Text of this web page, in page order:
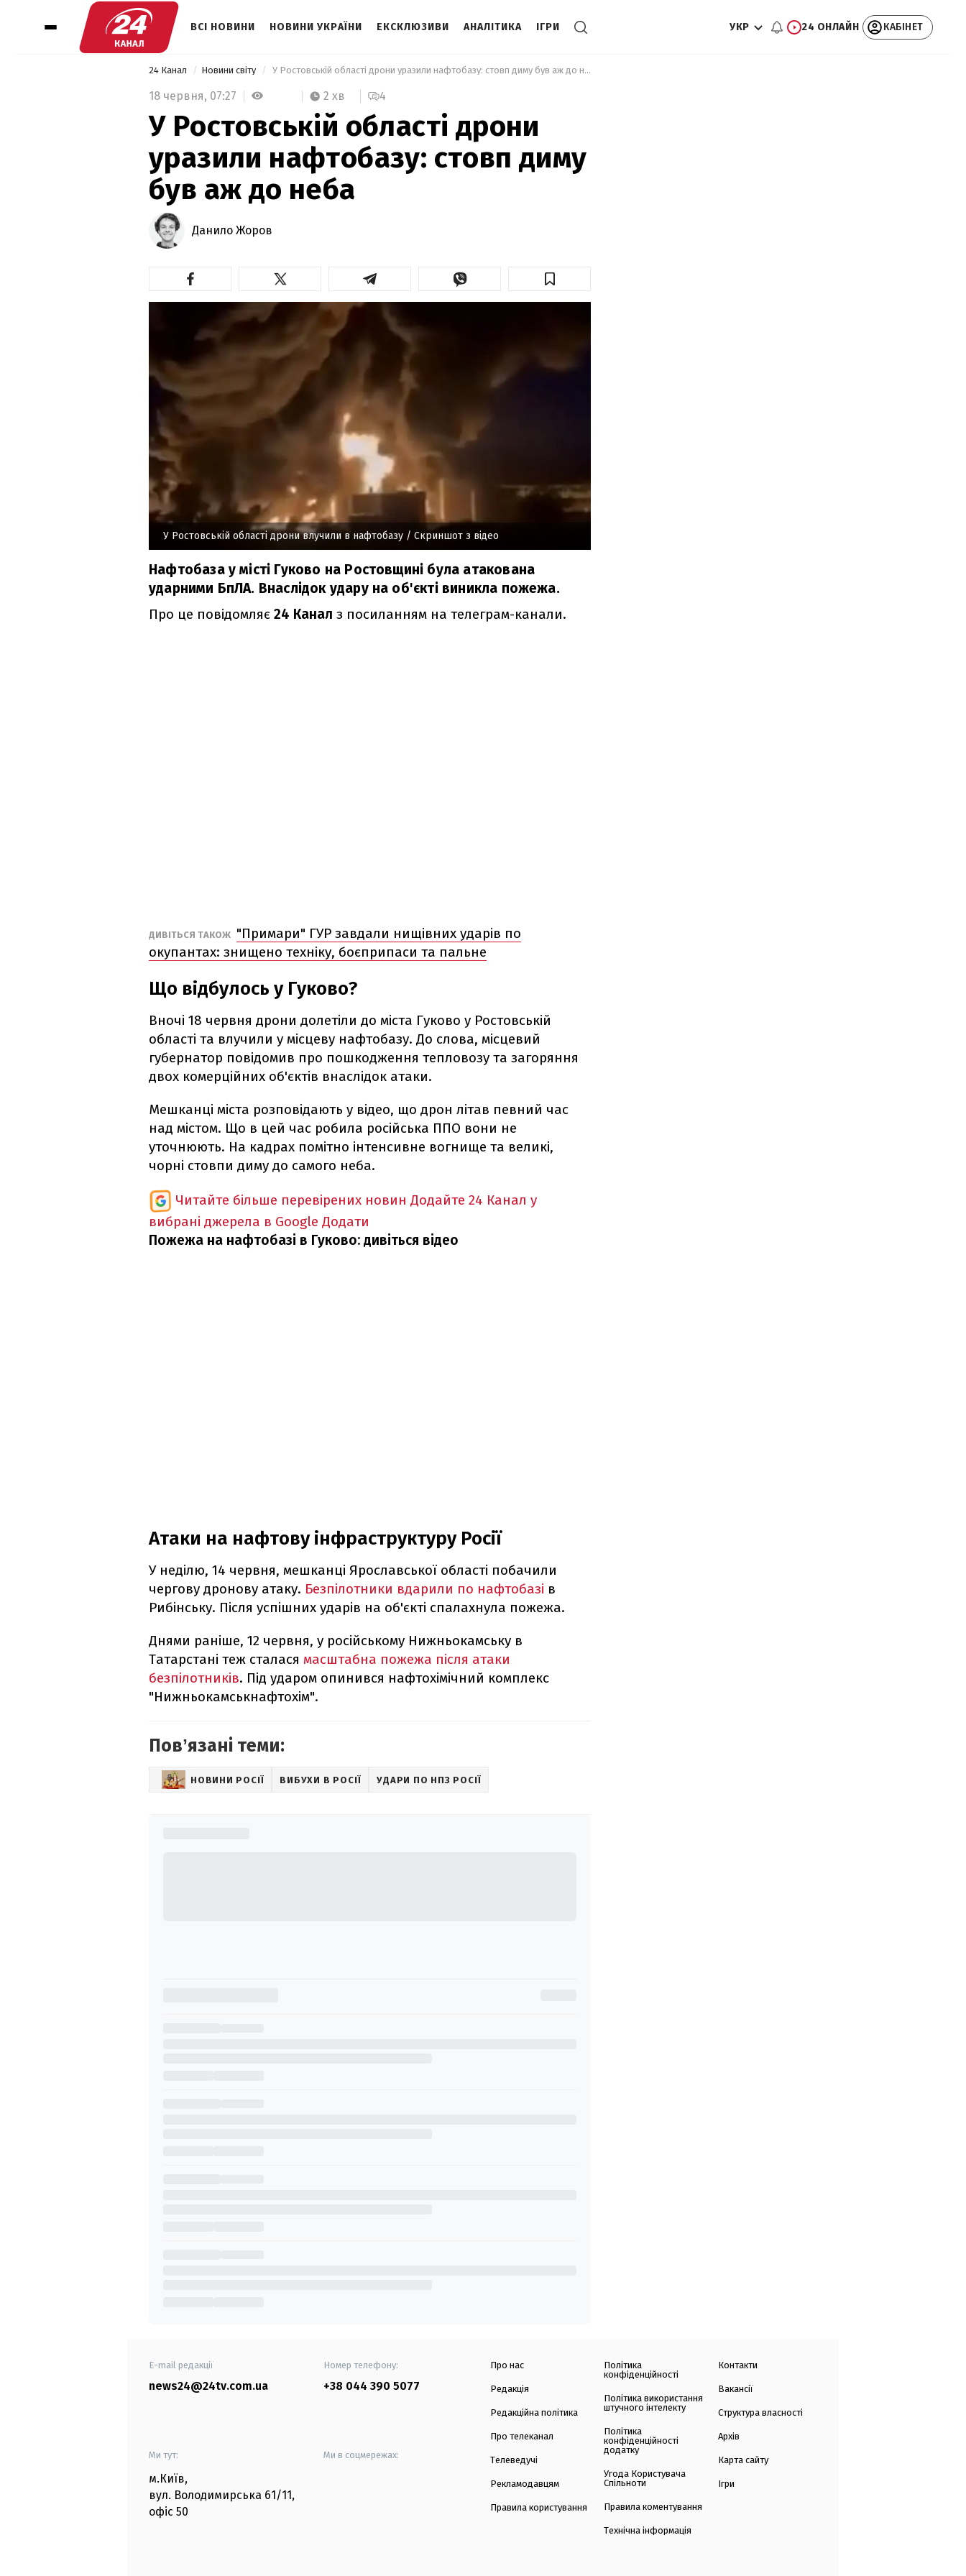
ВСІ НОВИНИ НОВИНИ УКРАЇНИ ЕКСКЛЮЗИВИ АНАЛІТИКА ІГРИ УКР 24 ОНЛАЙН КАБІНЕТ
24 Канал Новини світу У Ростовській області дрони уразили нафтобазу: стовп диму був аж до неба
18 червня, 07:27 2 хв 4
У Ростовській області дрони
уразили нафтобазу: стовп диму
був аж до неба
Данило Жоров
У Ростовській області дрони влучили в нафтобазу / Скриншот з відео
Нафтобаза у місті Гуково на Ростовщині була атакована
ударними БпЛА. Внаслідок удару на об'єкті виникла пожежа.
Про це повідомляє 24 Канал з посиланням на телеграм-канали.
ДИВІТЬСЯ ТАКОЖ "Примари" ГУР завдали нищівних ударів по
окупантах: знищено техніку, боєприпаси та пальне
Що відбулось у Гуково?
Вночі 18 червня дрони долетіли до міста Гуково у Ростовській
області та влучили у місцеву нафтобазу. До слова, місцевий
губернатор повідомив про пошкодження тепловозу та загоряння
двох комерційних об'єктів внаслідок атаки.
Мешканці міста розповідають у відео, що дрон літав певний час
над містом. Що в цей час робила російська ППО вони не
уточнюють. На кадрах помітно інтенсивне вогнище та великі,
чорні стовпи диму до самого неба.
Читайте більше перевірених новин Додайте 24 Канал у
вибрані джерела в Google Додати
Пожежа на нафтобазі в Гуково: дивіться відео
Атаки на нафтову інфраструктуру Росії
У неділю, 14 червня, мешканці Ярославської області побачили
чергову дронову атаку. Безпілотники вдарили по нафтобазі в
Рибінську. Після успішних ударів на об'єкті спалахнула пожежа.
Днями раніше, 12 червня, у російському Нижньокамську в
Татарстані теж сталася масштабна пожежа після атаки
безпілотників. Під ударом опинився нафтохімічний комплекс
"Нижньокамськнафтохім".
Повʼязані теми:
НОВИНИ РОСІЇ ВИБУХИ В РОСІЇ УДАРИ ПО НПЗ РОСІЇ
E-mail редакції
news24@24tv.com.ua
Номер телефону:
+38 044 390 5077
Ми тут:
м.Київ,
вул. Володимирська 61/11,
офіс 50
Ми в соцмережах:
Про нас
Редакція
Редакційна політика
Про телеканал
Телеведучі
Рекламодавцям
Правила користування
Політика
конфіденційності
Політика використання
штучного інтелекту
Політика
конфіденційності
додатку
Угода Користувача
Спільноти
Правила коментування
Технічна інформація
Контакти
Вакансії
Структура власності
Архів
Карта сайту
Ігри